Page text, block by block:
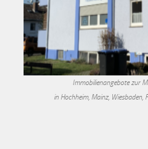
Immobilienangebote zur
in Hochheim, Mainz, Wiesbaden,